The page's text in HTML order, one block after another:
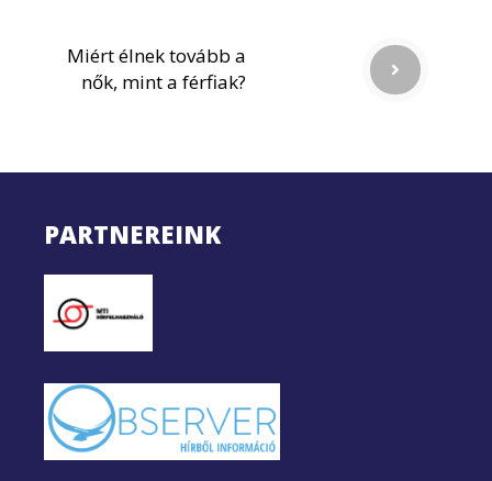
Miért élnek tovább a
nők, mint a férfiak?
PARTNEREINK